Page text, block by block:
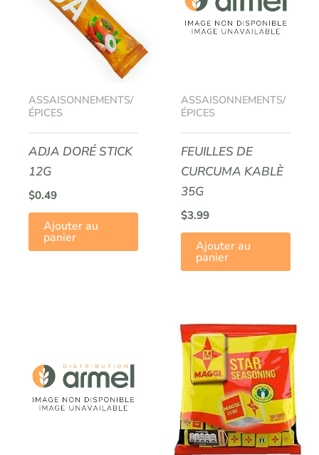
ASSAISONNEMENTS/
ÉPICES
ADJA DORÉ STICK
12G
$0.49
Ajouter au
panier
ASSAISONNEMENTS/
ÉPICES
FEUILLES DE
CURCUMA KABLÈ
35G
$3.99
Ajouter au
panier